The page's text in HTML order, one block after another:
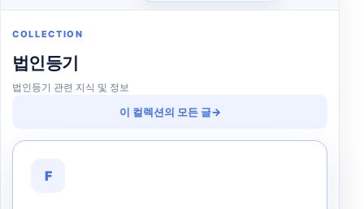
COLLECTION
법인등기
법인등기 관련 지식 및 정보
이 컬렉션의 모든 글→
F